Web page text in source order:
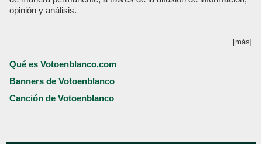
opinión y análisis.
[más]
Qué es Votoenblanco.com
Banners de Votoenblanco
Canción de Votoenblanco